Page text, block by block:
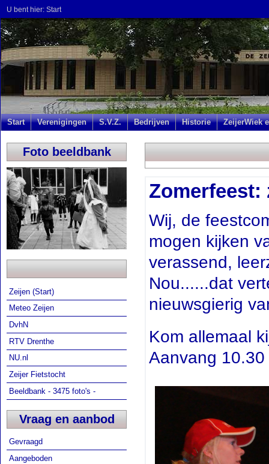
U bent hier: Start
Start Verenigingen S.V.Z. Bedrijven Historie ZeijerWiek
Foto beeldbank
Zeijen (Start)
Meteo Zeijen
DvhN
RTV Drenthe
NU.nl
Zeijer Fietstocht
Beeldbank - 3475 foto's -
Vraag en aanbod
Gevraagd
Aangeboden
Zomerfeest:
Wij, de
mogen kijken
verassend,
Nou......dat
nieuwsgierig
Kom allemaal
Aanvang